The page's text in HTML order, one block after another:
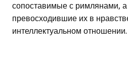
сопоставимые с римлянами,
превосходившие их в
интеллектуальном отношении.